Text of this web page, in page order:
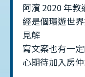
阿濱 2020 年
經是個環遊世
見解
寫文案也有一
心期待加入房